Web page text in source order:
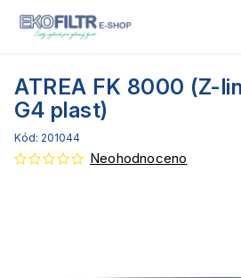
ATREA FK 8000 (Z-
G4 plast)
Kód: 201044
Neohodnoceno